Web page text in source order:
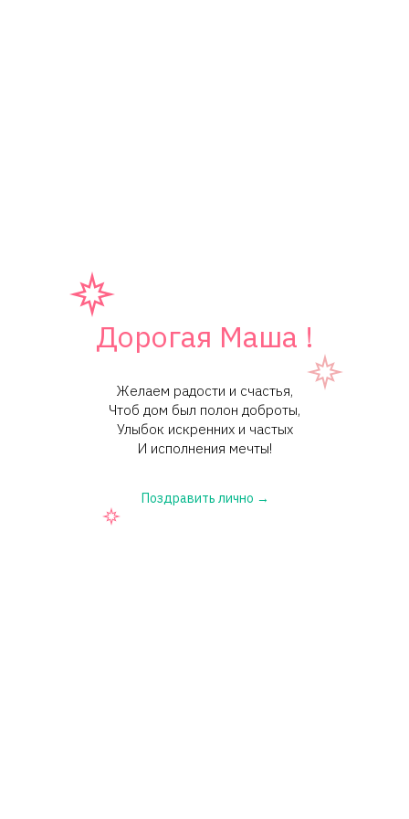
Дорогая Маша !
Желаем радости и счастья,
Чтоб дом был полон доброты,
Улыбок искренних и частых
И исполнения мечты!
Поздравить лично →